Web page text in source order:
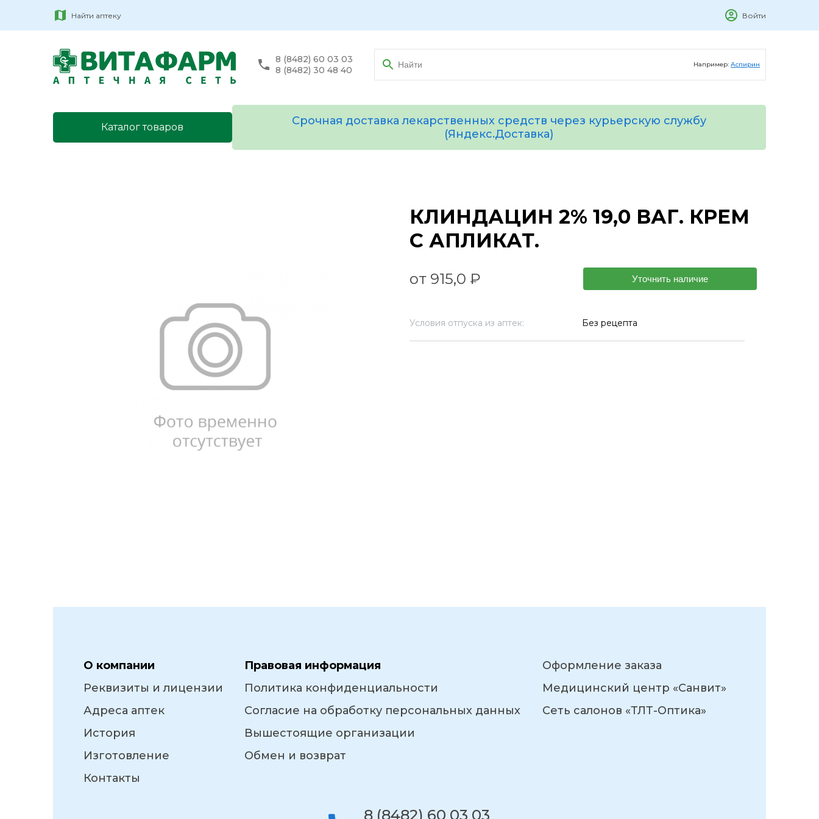
Найти аптеку Войти
8 (8482) 60 03 03
8 (8482) 30 48 40
Например: Аспирин
Каталог товаров
Срочная доставка лекарственных средств через курьерскую службу
(Яндекс.Доставка)
КЛИНДАЦИН 2% 19,0 ВАГ. КРЕМ
С АПЛИКАТ.
от 915,0 ₽ Уточнить наличие
Условия отпуска из аптек: Без рецепта
О компании
Реквизиты и лицензии
Адреса аптек
История
Изготовление
Контакты
Правовая информация
Политика конфиденциальности
Согласие на обработку персональных данных
Вышестоящие организации
Обмен и возврат
Оформление заказа
Медицинский центр «Санвит»
Сеть салонов «ТЛТ-Оптика»
8 (8482) 60 03 03